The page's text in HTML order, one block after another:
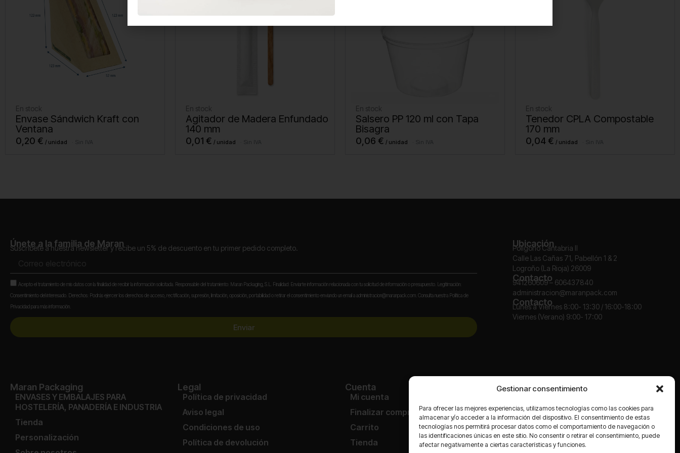
Gestionar consentimiento
Para ofrecer las mejores experiencias, utilizamos tecnologías como las cookies para
almacenar y/o acceder a la información del dispositivo. El consentimiento de estas
tecnologías nos permitirá procesar datos como el comportamiento de navegación o
las identificaciones únicas en este sitio. No consentir o retirar el consentimiento, puede
afectar negativamente a ciertas características y funciones.
En stock
Envase Sándwich Kraft con
Ventana
0,20 € Sin IVA
En stock
Agitador de Madera Enfundado
140 mm
0,01 € Sin IVA
En stock
Salsero PP 120 ml con Tapa
Bisagra
0,06 € Sin IVA
En stock
Tenedor CPLA Compostable
170 mm
0,04 € Sin IVA
Únete a la familia de Maran
Suscríbete a nuestra newsletter y recibe un 5% de descuento en tu primer pedido completo.
electrónico
Aceptación
Acepto el tratamiento de mis datos con la finalidad de recibir la información solicitada. Responsable del tratamiento: Maran Packaging, S.L. Finalidad: Enviarte información relacionada con tu solicitud de información o presupuesto. Legitimación:
Consentimiento del interesado. Derechos: Podrás ejercer los derechos de acceso, rectificación, supresión, limitación, oposición, portabilidad o retirar el consentimiento enviando un email a administracion@maranpack.com. Consulta nuestra Política de
Privacidad para más información.
Enviar
Ubicación
Polígono Cantabria II
Calle Las Cañas 71, Pabellón 1 & 2
Logroño (La Rioja) 26009
Contacto
941260609 – 606437840
administracion@maranpack.com
Contacto
Lunes a Viernes 8:00- 13:30 / 16:00-18:00
Viernes (Verano) 9:00- 17:00
Maran Packaging
ENVASES Y EMBALAJES PARA
HOSTELERÍA, PANADERÍA E INDUSTRIA
Tienda
Personalización
Legal
Política de privacidad
Aviso legal
Condiciones de uso
Política de devolución
Cuenta
Mi cuenta
Finalizar compra
Carrito
Tienda
Redes